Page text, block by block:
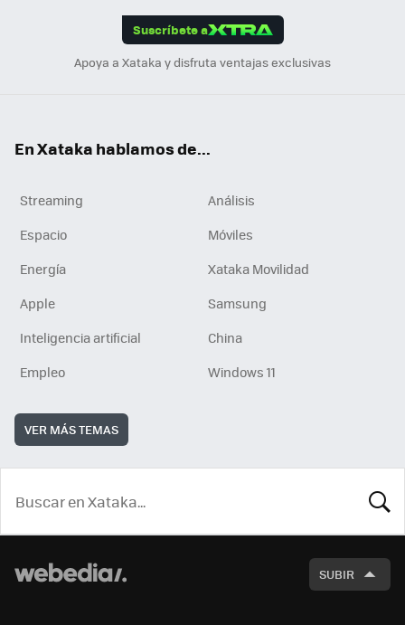
Suscríbete a
Apoya a Xataka y disfruta ventajas exclusivas
En Xataka hablamos de...
Streaming
Análisis
Espacio
Móviles
Energía
Xataka Movilidad
Apple
Samsung
Inteligencia artificial
China
Empleo
Windows 11
VER MÁS TEMAS
SUBIR